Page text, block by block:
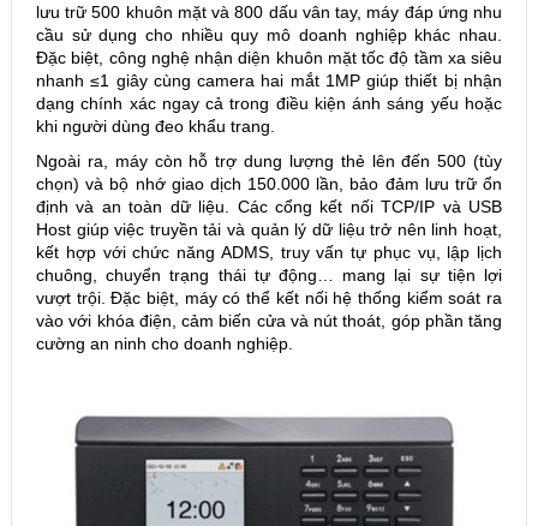
lưu trữ 500 khuôn mặt và 800 dấu vân tay, máy đáp ứng nhu
cầu sử dụng cho nhiều quy mô doanh nghiệp khác nhau.
Đặc biệt, công nghệ nhận diện khuôn mặt tốc độ tầm xa siêu
nhanh ≤1 giây cùng camera hai mắt 1MP giúp thiết bị nhận
dạng chính xác ngay cả trong điều kiện ánh sáng yếu hoặc
khi người dùng đeo khẩu trang.
Ngoài ra, máy còn hỗ trợ dung lượng thẻ lên đến 500 (tùy
chọn) và bộ nhớ giao dịch 150.000 lần, bảo đảm lưu trữ ổn
định và an toàn dữ liệu. Các cổng kết nối TCP/IP và USB
Host giúp việc truyền tải và quản lý dữ liệu trở nên linh hoạt,
kết hợp với chức năng ADMS, truy vấn tự phục vụ, lập lịch
chuông, chuyển trạng thái tự động… mang lại sự tiện lợi
vượt trội. Đặc biệt, máy có thể kết nối hệ thống kiểm soát ra
vào với khóa điện, cảm biến cửa và nút thoát, góp phần tăng
cường an ninh cho doanh nghiệp.